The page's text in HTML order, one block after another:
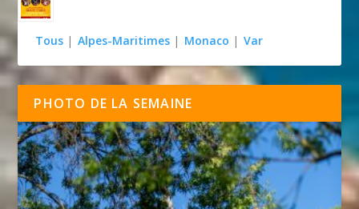
Tous | Alpes-Maritimes | Monaco | Var
PHOTO DE LA SEMAINE